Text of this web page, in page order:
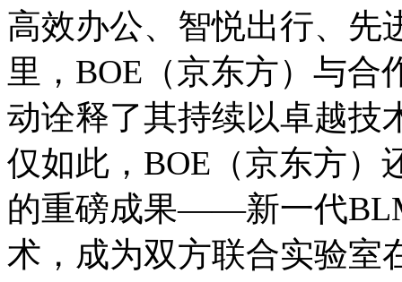
高效办公、智悦出行、先
里，BOE（京东方）与
动诠释了其持续以卓越技
仅如此，BOE（京东方）
的重磅成果——新一代
术，成为双方联合实验室